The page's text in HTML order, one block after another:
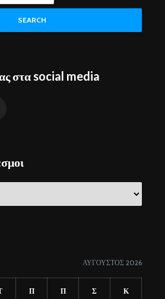
SEARCH
στα social media
ΑΎΓΟΥΣΤΟΣ 2026
Π Π Σ Κ